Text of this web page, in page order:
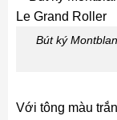
Bút ký
Với tông màu